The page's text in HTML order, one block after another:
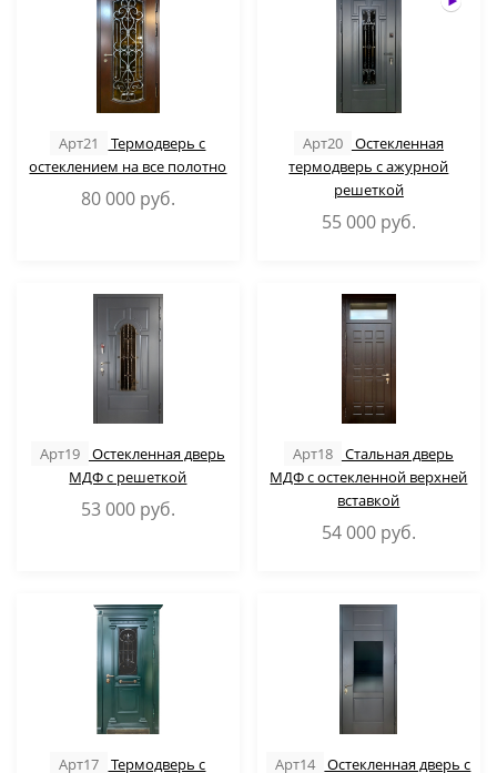
Арт21
Термодверь с
остеклением на все полотно
80 000 руб.
Арт20
Остекленная
термодверь с ажурной
решеткой
55 000 руб.
Арт19
Остекленная дверь
МДФ с решеткой
53 000 руб.
Арт18
Стальная дверь
МДФ с остекленной верхней
вставкой
54 000 руб.
Арт17 Термодверь с Арт14 Остекленная дверь с